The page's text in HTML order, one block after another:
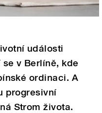
události
v Berlíně, kde
ordinaci. A
progresivní
Strom života.